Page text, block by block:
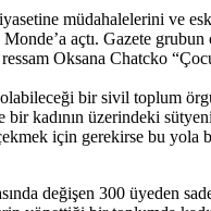
müdahalelerini ve
Monde’a açtı. Gazete
Oksana Chatcko
bir sivil toplum
bir kadının üzerindeki
için gerekirse bu yola
değişen 300 üyeden